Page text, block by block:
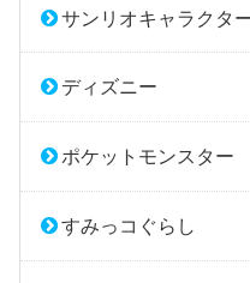
サンリオキャラクタ
ディズニー
ポケットモンスター
すみっコぐらし